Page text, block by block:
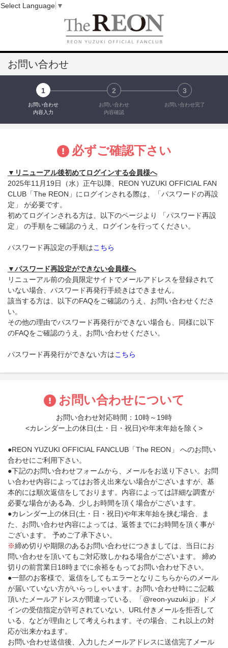
お問い合わせ
1
お問い合わせ
内容入力
2
お問い合わせ
内容確認
3
お問い合わせ完了
必ずご確認下さい
▼リニューアル後初めてログインする会員様へ
2025年11月19日（水）正午以降、REON YUZUKI OFFICIAL FAN
CLUB「The REON」にログインされる際は、「パスワードの再設
定」 が必要です。
初めてログインされる方は、以下のページより 「パスワード再設
定」 の手順をご確認のうえ、ログインを行ってください。
パスワード再設定の手順はこちら
▼パスワード再設定ができない会員様へ
リニューアル前の会員限定サイトでメールアドレスを登録されて
いない場合、パスワード再発行手続きはできません。
該当する方は、以下のFAQをご確認のうえ、お問い合わせくださ
い。
その他の理由でパスワード再発行ができない場合も、同様に以下
のFAQをご確認のうえ、お問い合わせください。
パスワード再発行ができない方はこちら
お問い合わせについて
お問い合わせ対応時間：10時～19時
<カレンダー上の休日(土・日・祝日)や年末年始を除く>
●REON YUZUKI OFFICIAL FANCLUB「The REON」 へのお問い
合わせにご利用下さい。
●下記のお問い合わせフォームから、メールをお送り下さい。お問
い合わせ内容によってはお答え出来ない場合がございますが、基
本的には順次返信をしております。内容によっては詳細な調査が
必要な場合がある為、少しお時間を頂く場合がございます。
●カレンダー上の休日(土・日・祝日)や年末年始を挟む場合、ま
た、お問い合わせ内容によっては、返答までにお時間を頂く事が
ございます。 予めご了承下さい。
※締め切りや期限のあるお問い合わせにつきましては、当日にお
問い合わせを頂いてもご対応致しかねる場合がございます。 締め
切りの前営業日18時までに余裕をもってお問い合わせ下さい。
●一部のお客様で、返信をしてもエラーとなりこちらからのメール
が届いていない方がいらっしゃいます。お問い合わせ時にご記載
頂いたメールアドレスが間違っている、「@reon-yuzuki.jp」ドメ
インの受信指定が許可されていない、URL付きメールを拒否して
いる、などが理由として考えられます。その場合、これ以上の対
応が出来かねます。
お問い合わせ送信後、入力したメールアドレスに送信完了メール
Select Language ▼